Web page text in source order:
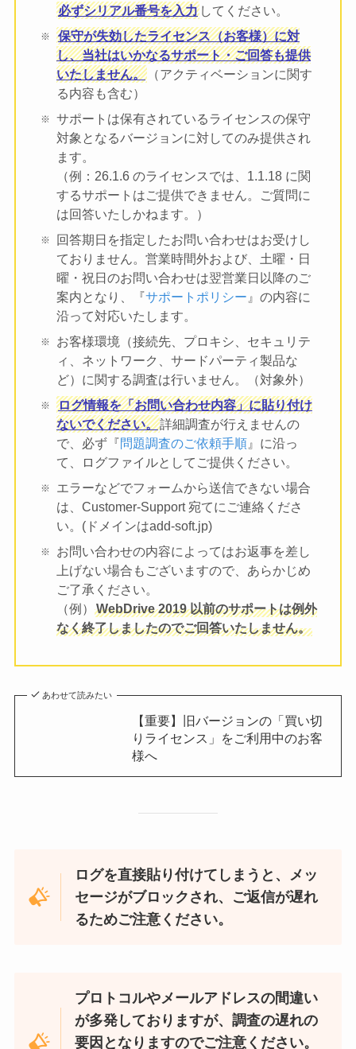
必ずシリアル番号を入力してください。
保守が失効したライセンス（お客様）に対
し、当社はいかなるサポート・ご回答も提供
いたしません。（アクティベーションに関す
る内容も含む）
サポートは保有されているライセンスの保守
対象となるバージョンに対してのみ提供され
ます。
（例：26.1.6 のライセンスでは、1.1.18 に関
するサポートはご提供できません。ご質問に
は回答いたしかねます。）
回答期日を指定したお問い合わせはお受けし
ておりません。営業時間外および、土曜・日
曜・祝日のお問い合わせは翌営業日以降のご
案内となり、『サポートポリシー 』の内容に
沿って対応いたします。
お客様環境（接続先、プロキシ、セキュリテ
ィ、ネットワーク、サードパーティ製品な
ど）に関する調査は行いません。（対象外）
ログ情報を「お問い合わせ内容」に貼り付け
ないでください。詳細調査が行えませんの
で、必ず『問題調査のご依頼手順』に沿っ
て、ログファイルとしてご提供ください。
エラーなどでフォームから送信できない場合
は、Customer-Support 宛てにご連絡くださ
い。(ドメインはadd-soft.jp)
お問い合わせの内容によってはお返事を差し
上げない場合もございますので、あらかじめ
ご了承ください。
（例）
WebDrive 2019 以前のサポートは例外
なく終了しましたのでご回答いたしません。
あわせて読みたい
【重要】旧バージョンの「買い切
りライセンス」をご利用中のお客
様へ
ログを直接貼り付けてしまうと、メッ
セージがブロックされ、ご返信が遅れ
るためご注意ください。
プロトコルやメールアドレスの間違い
が多発しておりますが、調査の遅れの
要因となりますのでご注意ください。